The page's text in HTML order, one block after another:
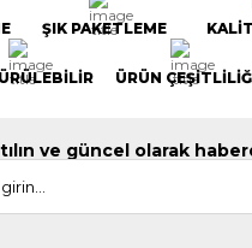
ŞIK PAKETLEME
ÜRÜN
ve güncel olarak